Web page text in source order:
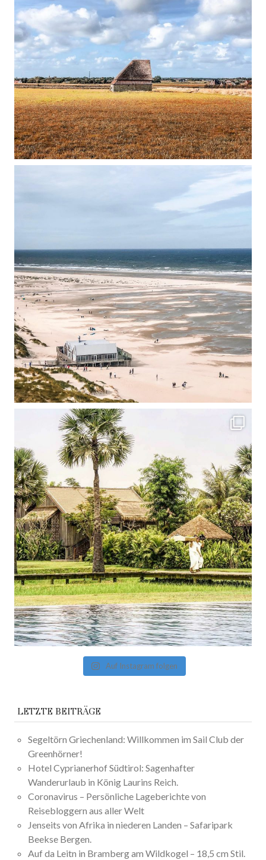
Auf Instagram folgen
LETZTE BEITRÄGE
Segeltörn Griechenland: Willkommen im Sail Club der
Greenhörner!
Hotel Cyprianerhof Südtirol: Sagenhafter
Wanderurlaub in König Laurins Reich.
Coronavirus – Persönliche Lageberichte von
Reisebloggern aus aller Welt
Jenseits von Afrika in niederen Landen – Safaripark
Beekse Bergen.
Auf da Leitn in Bramberg am Wildkogel – 18,5 cm Stil.